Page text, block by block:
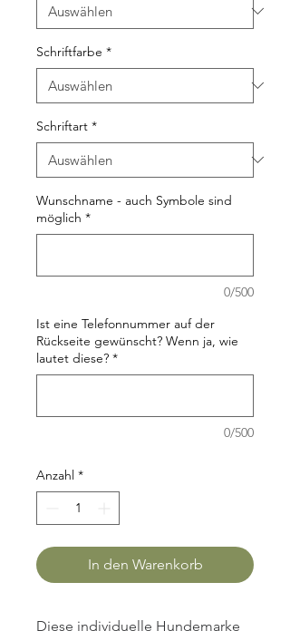
Schriftfarbe *
Schriftart *
Wunschname - auch Symbole sind
möglich *
0/500
Ist eine Telefonnummer auf der
Rückseite gewünscht? Wenn ja, wie
lautet diese? *
0/500
Anzahl *
In den Warenkorb
Diese individuelle Hundemarke